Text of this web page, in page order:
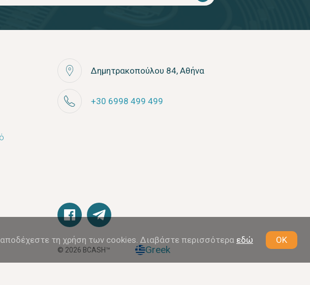
τη χρήση των cookies. Διαβάστε περισσότερα εδώ OK
Δημητρακοπούλου 84, Αθήνα
+30 6998 499 499
© 2026 BCASH™ Greek